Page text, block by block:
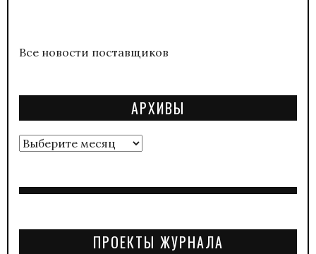
Все новости поставщиков
АРХИВЫ
Архивы
ПРОЕКТЫ ЖУРНАЛА